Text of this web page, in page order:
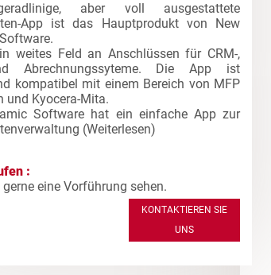
aber voll ausgestattete
App ist das Hauptprodukt von New
weites Feld an Anschlüssen für CRM-,
Abrechnungssyteme. Die App ist
kompatibel mit einem Bereich von MFP
und Kyocera-Mita.
Software hat ein einfache App zur
(Weiterlesen)
:
eine Vorführung sehen.
KONTAKTIEREN SIE
UNS